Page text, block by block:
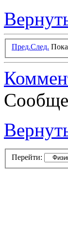
Пред.След.
Перейти: